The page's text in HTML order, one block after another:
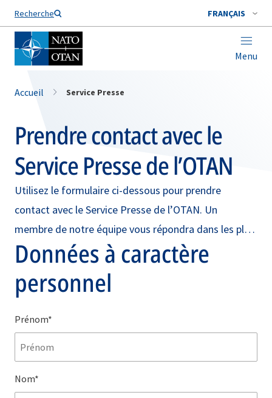
Recherche FRANÇAIS
Menu
Nom de famille*
Accueil Service Presse
Prendre contact avec le
Service Presse de l’OTAN
Utilisez le formulaire ci-dessous pour prendre
contact avec le Service Presse de l’OTAN. Un
membre de notre équipe vous répondra dans les plus
brefs délais.
Données à caractère
personnel
Prénom*
Nom*